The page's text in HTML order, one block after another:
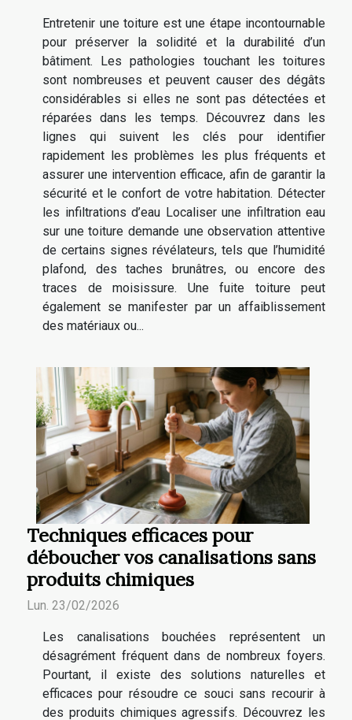
Entretenir une toiture est une étape incontournable
pour préserver la solidité et la durabilité d’un
bâtiment. Les pathologies touchant les toitures
sont nombreuses et peuvent causer des dégâts
considérables si elles ne sont pas détectées et
réparées dans les temps. Découvrez dans les
lignes qui suivent les clés pour identifier
rapidement les problèmes les plus fréquents et
assurer une intervention efficace, afin de garantir la
sécurité et le confort de votre habitation. Détecter
les infiltrations d’eau Localiser une infiltration eau
sur une toiture demande une observation attentive
de certains signes révélateurs, tels que l’humidité
plafond, des taches brunâtres, ou encore des
traces de moisissure. Une fuite toiture peut
également se manifester par un affaiblissement
des matériaux ou...
Techniques efficaces pour
déboucher vos canalisations sans
produits chimiques
Lun. 23/02/2026
Les canalisations bouchées représentent un
désagrément fréquent dans de nombreux foyers.
Pourtant, il existe des solutions naturelles et
efficaces pour résoudre ce souci sans recourir à
des produits chimiques agressifs. Découvrez les